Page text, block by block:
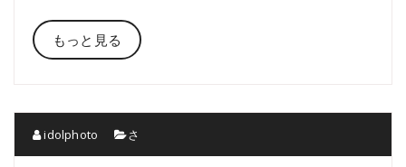
もっと見る
idolphoto さ